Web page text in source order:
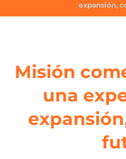
expansión,
Misión
una